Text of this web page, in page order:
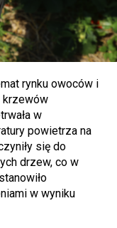
rynku owoców i
krzewów
w
powietrza na
się do
drzew, co w
w wyniku